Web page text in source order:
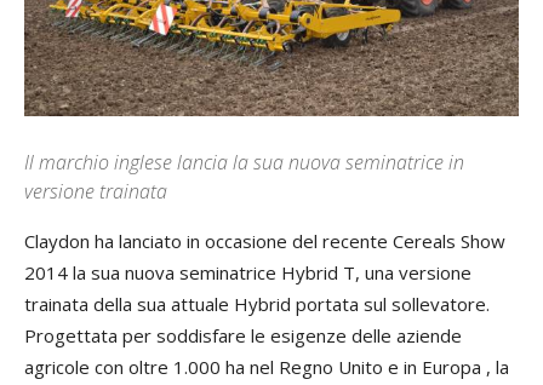
Il marchio inglese lancia la sua nuova seminatrice in
versione trainata
Claydon ha lanciato in occasione del recente Cereals Show
2014 la sua nuova seminatrice Hybrid T, una versione
trainata della sua attuale Hybrid portata sul sollevatore.
Progettata per soddisfare le esigenze delle aziende
agricole con oltre 1.000 ha nel Regno Unito e in Europa , la